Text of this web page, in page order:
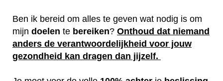
Ben ik bereid om alles te geven wat nodig is om
mijn doelen te bereiken? Onthoud dat niemand
anders de verantwoordelijkheid voor jouw
gezondheid kan dragen dan jijzelf.